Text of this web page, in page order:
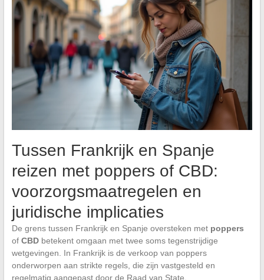
Tussen Frankrijk en Spanje
reizen met poppers of CBD:
voorzorgsmaatregelen en
juridische implicaties
De grens tussen Frankrijk en Spanje oversteken met poppers
of CBDbetekent omgaan met twee soms tegenstrijdige
wetgevingen. In Frankrijk is de verkoop van poppers
onderworpen aan strikte regels, die zijn vastgesteld en
regelmatig aangepast door de Raad van State.